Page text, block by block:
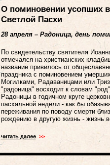
О поминовении усопших
Светлой Пасхи
28 апреля– Радоница, день
По свидетельству святителя
отмечался на христианских
название привилось от
праздника с поминовением
Могилками, Радаваницами или
"радоница" восходит к словам
Радоницы в годичном круге
пасхальной недели - как бы
переживания по поводу смерти
рождению в другую жизнь - жизнь
читать далее>>